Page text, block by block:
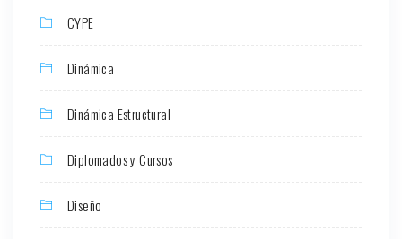
CYPE
Dinámica
Dinámica Estructural
Diplomados y Cursos
Diseño